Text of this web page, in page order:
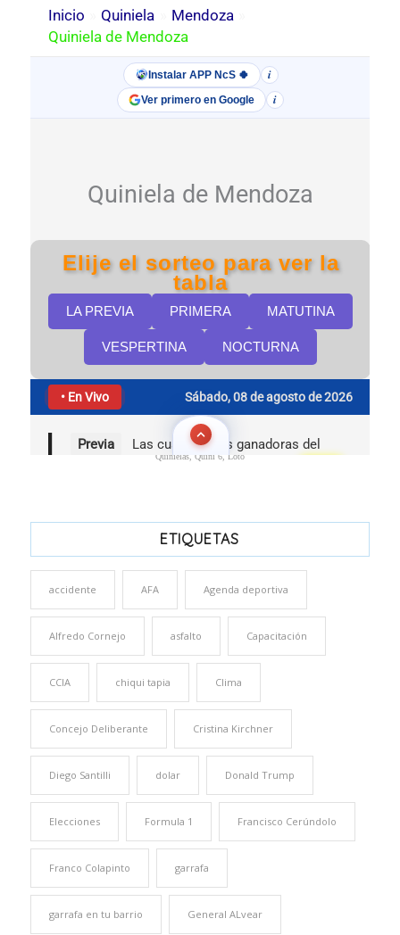
Quinielas, Quini 6, Loto
ETIQUETAS
accidente AFA Agenda deportiva
Alfredo Cornejo asfalto Capacitación
CCIA chiqui tapia Clima
Concejo Deliberante Cristina Kirchner
Diego Santilli dolar Donald Trump
Elecciones Formula 1 Francisco Cerúndolo
Franco Colapinto garrafa
garrafa en tu barrio General ALvear